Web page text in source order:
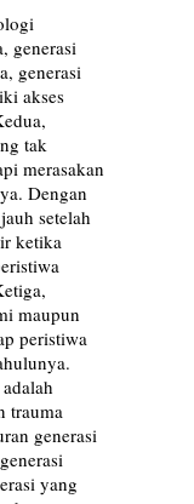
generasi
generasi
akses
tak
merasakan
Dengan
setelah
ketika
maupun
peristiwa
trauma
generasi
yang